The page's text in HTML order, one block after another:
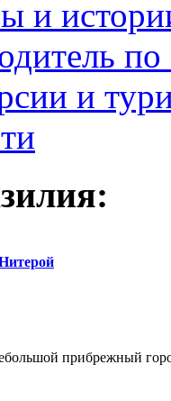
и
и
прибрежный